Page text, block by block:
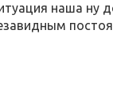
наша ну